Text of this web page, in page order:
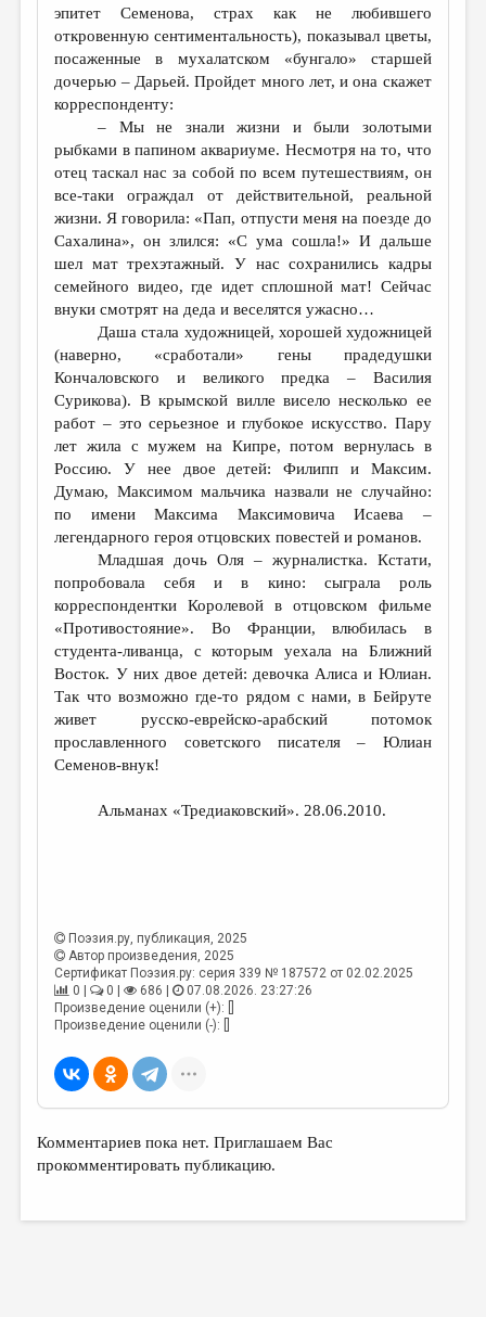
эпитет Семенова, страх как не любившего
откровенную сентиментальность), показывал цветы,
посаженные в мухалатском «бунгало» старшей
дочерью – Дарьей. Пройдет много лет, и она скажет
корреспонденту:
– Мы не знали жизни и были золотыми
рыбками в папином аквариуме. Несмотря на то, что
отец таскал нас за собой по всем путешествиям, он
все-таки ограждал от действительной, реальной
жизни. Я говорила: «Пап, отпусти меня на поезде до
Сахалина», он злился: «С ума сошла!» И дальше
шел мат трехэтажный. У нас сохранились кадры
семейного видео, где идет сплошной мат! Сейчас
внуки смотрят на деда и веселятся ужасно…
Даша стала художницей, хорошей художницей
(наверно, «сработали» гены прадедушки
Кончаловского и великого предка – Василия
Сурикова). В крымской вилле висело несколько ее
работ – это серьезное и глубокое искусство. Пару
лет жила с мужем на Кипре, потом вернулась в
Россию. У нее двое детей: Филипп и Максим.
Думаю, Максимом мальчика назвали не случайно:
по имени Максима Максимовича Исаева –
легендарного героя отцовских повестей и романов.
Младшая дочь Оля – журналистка. Кстати,
попробовала себя и в кино: сыграла роль
корреспондентки Королевой в отцовском фильме
«Противостояние». Во Франции, влюбилась в
студента-ливанца, с которым уехала на Ближний
Восток. У них двое детей: девочка Алиса и Юлиан.
Так что возможно где-то рядом с нами, в Бейруте
живет русско-еврейско-арабский потомок
прославленного советского писателя – Юлиан
Семенов-внук!
Альманах «Тредиаковский». 28.06.2010.
Поэзия.ру, публикация, 2025
Автор произведения, 2025
Сертификат Поэзия.ру: серия 339 № 187572 от 02.02.2025
0 |
0 | 686 |
07.08.2026. 23:27:26
Произведение оценили (+): []
Произведение оценили (-): []
Комментариев пока нет. Приглашаем Вас
прокомментировать публикацию.